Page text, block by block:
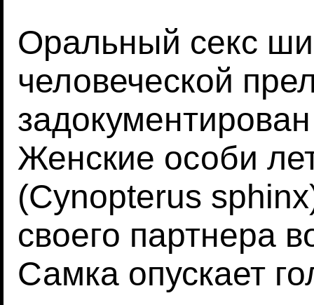
Оральный секс
человеческой
Женские особи
(Cynopterus
своего партнера
Самка опускает